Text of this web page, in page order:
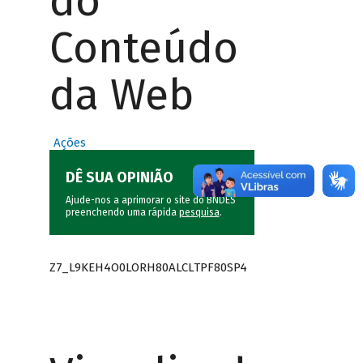
Conteúdo
da Web
Ações
DÊ SUA OPINIÃO
Ajude-nos a aprimorar o site do BNDES
preenchendo uma rápida pesquisa.
Z7_L9KEH4O0LORH80ALCLTPF80SP4